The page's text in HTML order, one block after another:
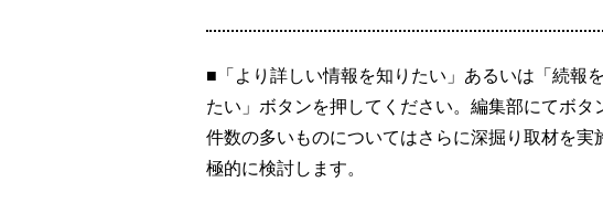
■「より詳しい情報を知りたい」あるいは「続報
たい」ボタンを押してください。編集部にてボタ
件数の多いものについてはさらに深掘り取材を
極的に検討します。